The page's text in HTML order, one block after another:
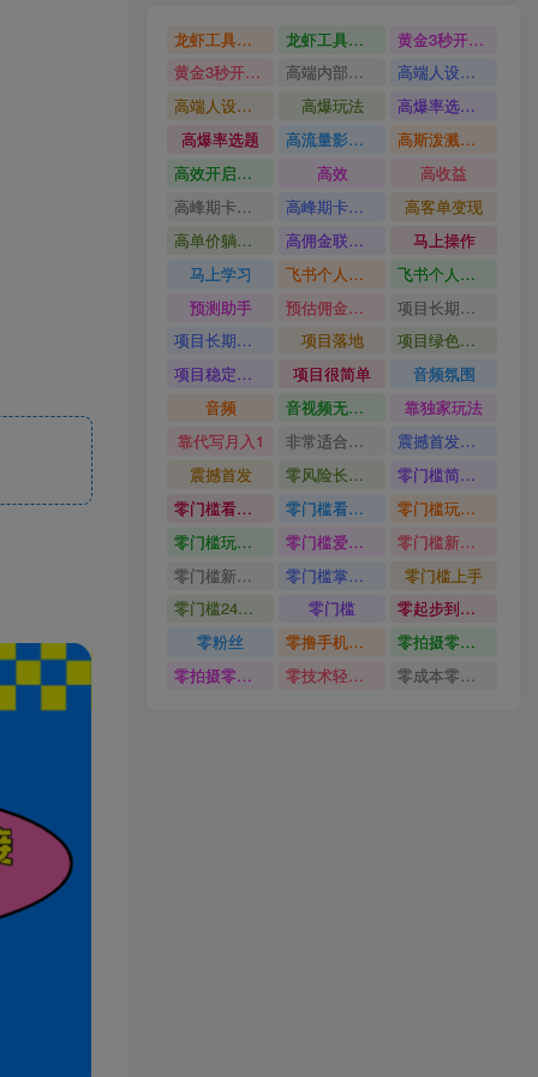
龙虾工具完整部署教学图文视频理财多赛道AI变现 龙虾工具完整部署教学
黄金3秒开头与标题海报玩法六大运营硬核技能高效变现
黄金3秒开头与标题海报玩法
高端内部魔灵召唤挂G打金
高端人设搭建积累客户信任图文剪辑谈单转化实操教学
高端人设搭建积累客户信任
高爆玩法
高爆率选题方法
高爆率选题
高流量影视片
高斯泼溅与游戏化交互课程
高效开启跨境賺钱新通道
高效
高收益
高峰期卡顿利润被抽干私域直播核心痛点解析
高峰期卡顿利润被抽干
高客单变现
高单价躺賺玩法
高佣金联盟课
马上操作
马上学习
飞书个人版100G注册教程无需额外扩容
飞书个人版100G注册教程
预测助手
预估佣金有2200
项目长期稳定宝妈上班族既能兼职增收
项目长期稳定
项目落地
项目绿色长久
项目稳定落地两年以上
项目很简单
音频氛围
音频
音视频无损切割剪辑神器
靠独家玩法
靠代写月入1
非常适合小白快速上手
震撼首发小白利用电脑做游戏搬砖
震撼首发
零风险长期做
零门槛简单易上手
零门槛看完就能上手只需一部手机轻松日收30
零门槛看完就能上手
零门槛玩转伙伴计划与精选独家单日稳定收益1k
零门槛玩转伙伴计划与精选独家
零门槛爱奇艺变现冷门赛道
零门槛新手快速入门闲鱼电商日赚百元新手必看教程
零门槛新手快速入门闲鱼电商日赚百元
零门槛掌握汽车赛道变现玩法
零门槛上手
零门槛24小时无人值守被动创收项目
零门槛
零起步到独立实操
零粉丝
零撸手机项目
零拍摄零剪辑无需出镜AI批量产出原创视频打造个人IP
零拍摄零剪辑无需出镜
零技术轻松做 零成本零门槛边玩边赚钱的项目多种操作思路